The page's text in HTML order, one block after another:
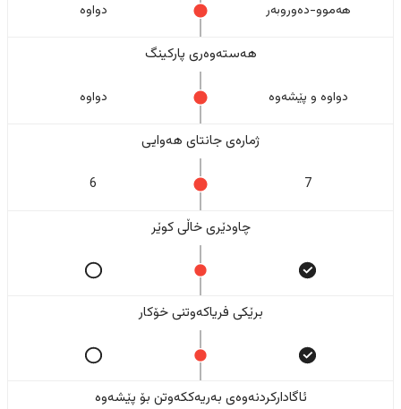
هەموو-دەوروبەر دواوە
هەستەوەری پارکینگ
دواوە و پێشەوە دواوە
ژمارەی جانتای هەوایی
7
6
چاودێری خاڵی کوێر
برێکی فریاکەوتنی خۆکار
ئاگادارکردنەوەی بەریەککەوتن بۆ پێشەوە